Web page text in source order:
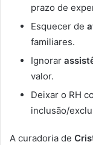
prazo de
Esquecer de
familiares.
Ignorar
valor.
Deixar o RH
inclusão/
A curadoria de